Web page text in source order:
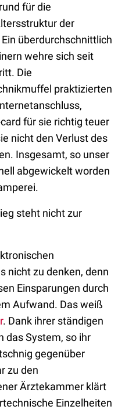
für die
der
überdurchschnittlich
wehre sich seit
Die
praktizierten
für sie richtig teuer
nicht den Verlust des
Insgesamt, so unser
abgewickelt worden
steht nicht zur
nicht zu denken, denn
Einsparungen durch
Aufwand. Das weiß
. Dank ihrer ständigen
das System, so ihr
gegenüber
zu den
Ärztekammer klärt
Einzelheiten